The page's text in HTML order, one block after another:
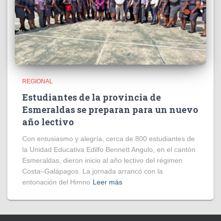
REGIONAL
Estudiantes de la provincia de
Esmeraldas se preparan para un nuevo
año lectivo
Con entusiasmo y alegría, cerca de 800 estudiantes de
la Unidad Educativa Edilfo Bennett Angulo, en el cantón
Esmeraldas, dieron inicio al año lectivo del régimen
Costa–Galápagos. La jornada arrancó con la
entonación del Himno Leer más